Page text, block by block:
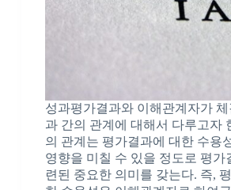
성과평가결과와 이해관계자가
과 간의 관계에 대해서 다루고자
의 관계는 평가결과에 대한 수용
영향을 미칠 수 있을 정도로 평가
련된 중요한 의미를 갖는다. 즉,